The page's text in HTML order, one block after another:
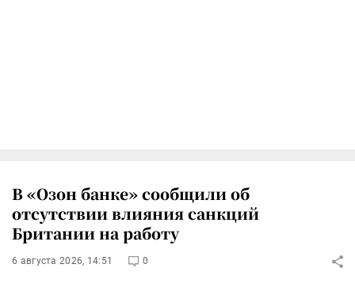
В «Озон банке» сообщили об
отсутствии влияния санкций
Британии на работу
6 августа 2026, 14:51 0